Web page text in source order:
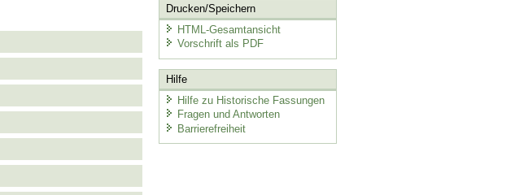
Drucken/Speichern
HTML-Gesamtansicht
Vorschrift als PDF
Hilfe
Hilfe zu Historische Fassungen
Fragen und Antworten
Barrierefreiheit